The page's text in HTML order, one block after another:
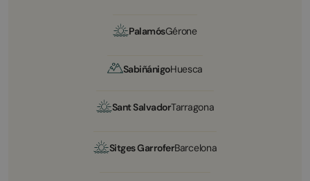
PalamósGérone
SabiñánigoHuesca
Sant SalvadorTarragona
Sitges GarroferBarcelona